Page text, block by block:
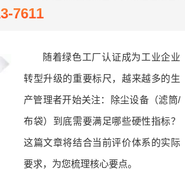
7611
随着绿色工厂认证成为工业企业
转型升级的重要标尺，越来越多的生
产管理者开始关注：除尘设备（滤筒/
布袋）到底需要满足哪些硬性指标？
这篇文章将结合当前评价体系的实际
要求，为您梳理核心要点。